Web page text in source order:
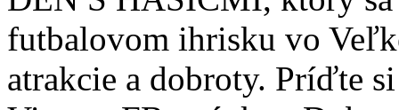
futbalovom ihrisku vo
atrakcie a dobroty. Príďte